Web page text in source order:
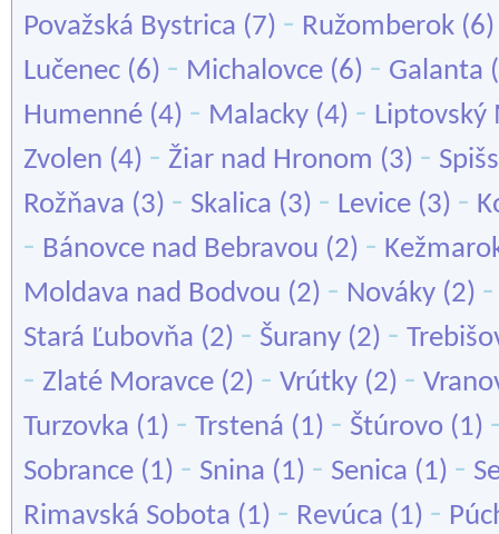
Považská Bystrica (7) - Ružomberok
Lučenec (6) - Michalovce (6) - Galanta
Humenné (4) - Malacky (4) - Liptovský
Zvolen (4) - Žiar nad Hronom (3) -
Rožňava (3) - Skalica (3) - Levice (3) -
- Bánovce nad Bebravou (2) -
Moldava nad Bodvou (2) - Nováky (2)
Stará Ľubovňa (2) - Šurany (2) -
- Zlaté Moravce (2) - Vrútky (2) -
Turzovka (1) - Trstená (1) - Štúrovo (1)
Sobrance (1) - Snina (1) - Senica (1) -
Rimavská Sobota (1) - Revúca (1) -